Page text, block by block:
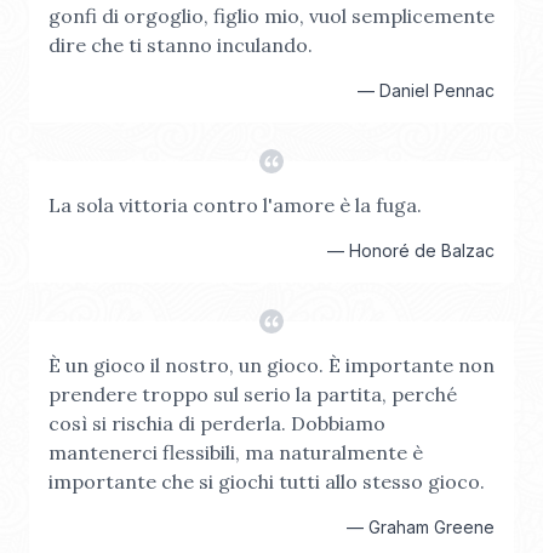
gonfi di orgoglio, figlio mio, vuol semplicemente
dire che ti stanno inculando.
— Daniel Pennac
La sola vittoria contro l'amore è la fuga.
— Honoré de Balzac
È un gioco il nostro, un gioco. È importante non
prendere troppo sul serio la partita, perché
così si rischia di perderla. Dobbiamo
mantenerci flessibili, ma naturalmente è
importante che si giochi tutti allo stesso gioco.
— Graham Greene